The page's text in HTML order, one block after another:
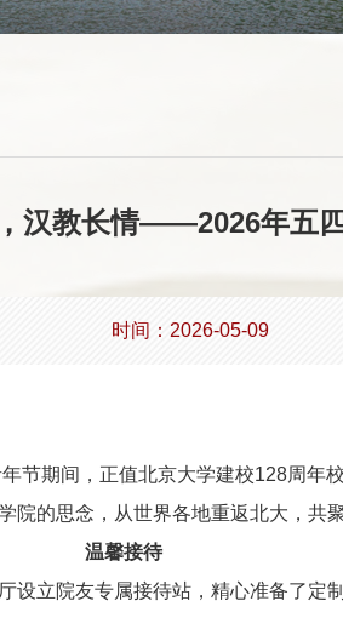
汉教长情——2026年五
时间：2026-05-09
节期间，正值北京大学建校128周年
院的思念，从世界各地重返北大，共聚
温馨接待
设立院友专属接待站，精心准备了定